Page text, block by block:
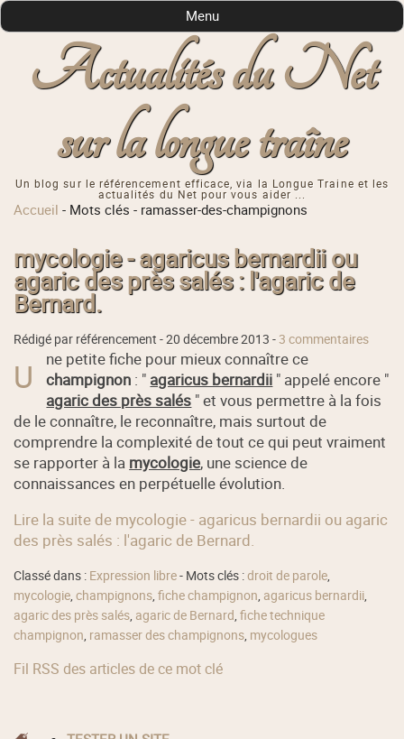
Actualités du Net
sur la longue traîne
Un blog sur le référencement efficace, via la Longue Traine et les
actualités du Net pour vous aider ...
Menu
Accueil - Mots clés - ramasser-des-champignons
mycologie - agaricus bernardii ou
agaric des près salés : l'agaric de
Bernard.
Rédigé par référencement -20 décembre 2013 - 3 commentaires
U
ne petite fiche pour mieux connaître ce
champignon : " agaricus bernardii " appelé encore "
agaric des près salés " et vous permettre à la fois
de le connaître, le reconnaître, mais surtout de
comprendre la complexité de tout ce qui peut vraiment
se rapporter à la mycologie, une science de
connaissances en perpétuelle évolution.
Lire la suite de mycologie - agaricus bernardii ou agaric
des près salés : l'agaric de Bernard.
Classé dans : Expression libre- Mots clés :droit de parole,
mycologie,champignons,fiche champignon, agaricus bernardii,
agaric des près salés, agaric de Bernard,fiche technique
champignon, ramasser des champignons, mycologues
Fil RSS des articles de ce mot clé